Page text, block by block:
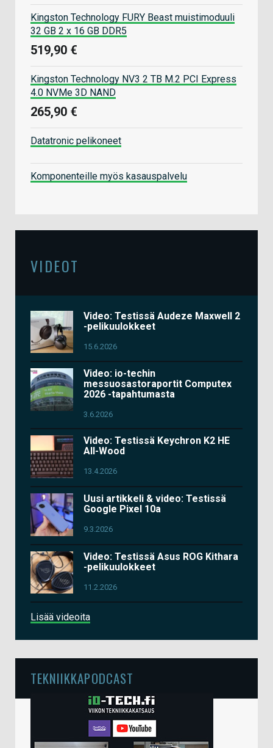
Kingston Technology FURY Beast muistimoduuli
32 GB 2 x 16 GB DDR5
519,90 €
Kingston Technology NV3 2 TB M.2 PCI Express
4.0 NVMe 3D NAND
265,90 €
Datatronic pelikoneet
Komponenteille myös kasauspalvelu
VIDEOT
Video: Testissä Audeze Maxwell 2
-pelikuulokkeet
15.6.2026
Video: io-techin
messuosastoraportit Computex
2026 -tapahtumasta
3.6.2026
Video: Testissä Keychron K2 HE
All-Wood
13.4.2026
Uusi artikkeli & video: Testissä
Google Pixel 10a
9.3.2026
Video: Testissä Asus ROG Kithara
-pelikuulokkeet
11.2.2026
Lisää videoita
TEKNIIKKAPODCAST